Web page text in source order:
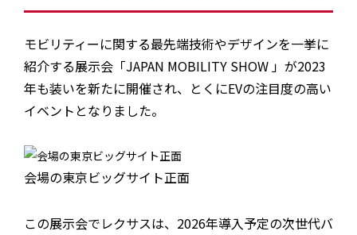
モビリティーに関する最先端技術やデザインを一挙に
紹介する展示会「JAPAN MOBILITY SHOW 」が2023
年も装いを新たに開催され、とくにEVの注目度の高い
イベントとなりました。
会場の東京ビッグサイト正面
この展示会でレクサスは、2026年導入予定の次世代バ